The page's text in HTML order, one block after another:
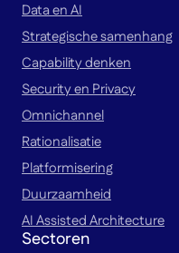
Data en AI
Strategische samenhang
Capability denken
Security en Privacy
Omnichannel
Rationalisatie
Platformisering
Duurzaamheid
AI Assisted Architecture
Sectoren